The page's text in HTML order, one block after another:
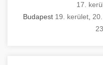
üzembe helyezés
garancia, gyors
támogatás
17.
Budapest 19. kerület